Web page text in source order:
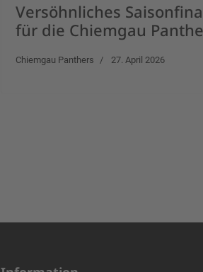
Versöhnliches
für die Chiemgau
Chiemgau Panthers 27. April 2026